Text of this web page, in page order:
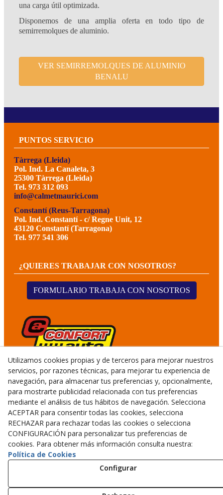
una carga útil optimizada.
Disponemos de una amplia oferta en todo tipo de
semirremolques de aluminio.
VER SEMIRREMOLQUES DE ALUMINIO
BENALU
PUNTOS SERVICIO
Tàrrega (Lleida)
Pol. Ind. La Canaleta, 3
25300 Tàrrega (Lleida)
Tel. 973 312 093
info@calmetmaurici.com
Constantí (Reus-Tarragona)
Pol. Ind. Constantí - c/ Regne Unit, 12
43120 Constantí (Tarragona)
Tel. 977 541 306
¿QUIERES TRABAJAR CON NOSOTROS?
FORMULARIO TRABAJA CON NOSOTROS
© 08/2026 CALMET GERMANS TALLERS I SERVEIS, S.L.U.
- Todos los derechos reservados.
Política Privacidad
Política Cookies
Utilizamos cookies propias y de terceros para mejorar nuestros
servicios, por razones técnicas, para mejorar tu experiencia de
navegación, para almacenar tus preferencias y, opcionalmente,
para mostrarte publicidad relacionada con tus preferencias
mediante el análisis de tus hábitos de navegación. Selecciona
ACEPTAR para consentir todas las cookies, selecciona
RECHAZAR para rechazar todas las cookies o selecciona
CONFIGURACIÓN para personalizar tus preferencias de
cookies. Para obtener más información consulta nuestra:
Política de Cookies
Configurar